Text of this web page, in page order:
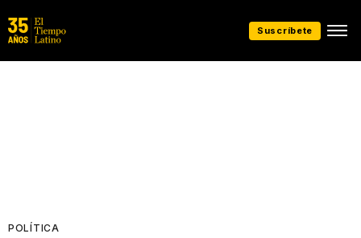
Suscríbete
POLÍTICA